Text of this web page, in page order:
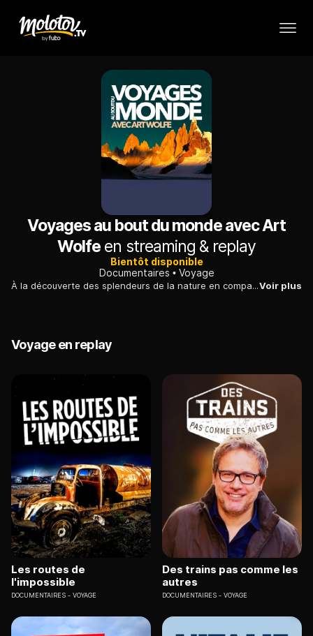
Voyages au bout du monde avec Art
Wolfe en streaming & replay
Bientôt disponible
Documentaires
Voyage
À la découverte des splendeurs de la nature en compagnie d'Art Wolfe, chasseur d'images et aventurier, passionné des grands espaces.Voir plus
Voyage en replay
Les routes de
l'impossible
DOCUMENTAIRES VOYAGE
Des trains pas comme les
autres
DOCUMENTAIRES VOYAGE